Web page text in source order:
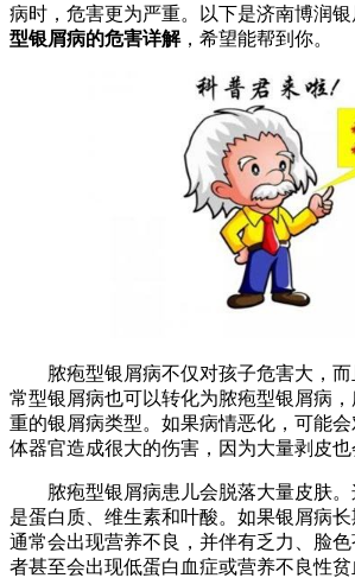
病时，危害更为严重。以下是济南博润
型银屑病的危害详解，希望能帮到你。
脓疱型银屑病不仅对孩子危害大，而
常型银屑病也可以转化为脓疱型银屑病
重的银屑病类型。如果病情恶化，可能
体器官造成很大的伤害，因为大量剥皮也
脓疱型银屑病患儿会脱落大量皮肤。
是蛋白质、维生素和叶酸。如果银屑病
通常会出现营养不良，并伴有乏力、脸
者甚至会出现低蛋白血症或营养不良性